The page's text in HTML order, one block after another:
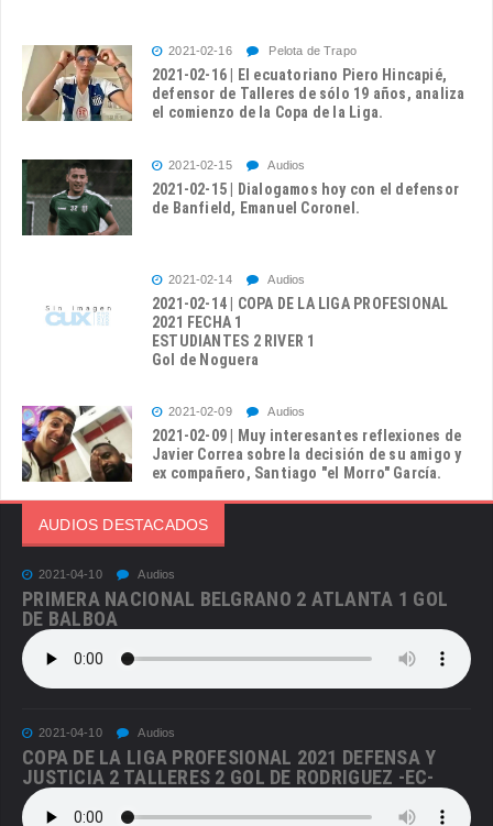
2021-02-16 Pelota de Trapo
2021-02-16 | El ecuatoriano Piero Hincapié,
defensor de Talleres de sólo 19 años, analiza
el comienzo de la Copa de la Liga.
2021-02-15 Audios
2021-02-15 | Dialogamos hoy con el defensor
de Banfield, Emanuel Coronel.
2021-02-14 Audios
2021-02-14 | COPA DE LA LIGA PROFESIONAL
2021 FECHA 1
ESTUDIANTES 2 RIVER 1
Gol de Noguera
2021-02-09 Audios
2021-02-09 | Muy interesantes reflexiones de
Javier Correa sobre la decisión de su amigo y
ex compañero, Santiago "el Morro" García.
AUDIOS DESTACADOS
2021-04-10 Audios
PRIMERA NACIONAL BELGRANO 2 ATLANTA 1 GOL
DE BALBOA
2021-04-10 Audios
COPA DE LA LIGA PROFESIONAL 2021 DEFENSA Y
JUSTICIA 2 TALLERES 2 GOL DE RODRIGUEZ -EC-